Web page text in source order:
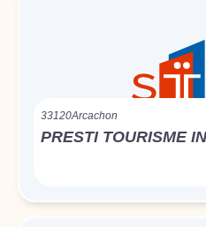
33120Arcachon
PRESTI TOURISME